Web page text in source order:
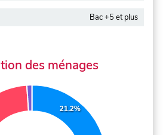
Bac +5 et plus
des ménages
21.2%